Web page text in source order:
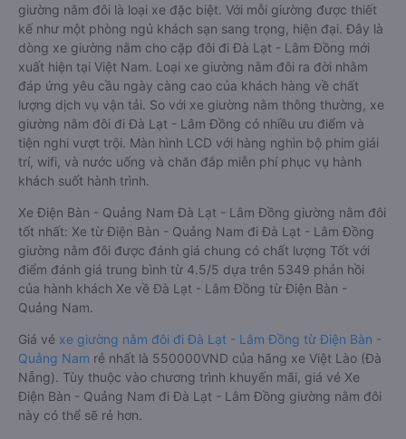
giường nằm đôi là loại xe đặc biệt. Với mỗi giường được thiết
kế như một phòng ngủ khách sạn sang trọng, hiện đại. Đây là
dòng xe giường nằm cho cặp đôi đi Đà Lạt - Lâm Đồng mới
xuất hiện tại Việt Nam. Loại xe giường nằm đôi ra đời nhằm
đáp ứng yêu cầu ngày càng cao của khách hàng về chất
lượng dịch vụ vận tải. So với xe giường nằm thông thường, xe
giường nằm đôi đi Đà Lạt - Lâm Đồng có nhiều ưu điểm và
tiện nghi vượt trội. Màn hình LCD với hàng nghìn bộ phim giải
trí, wifi, và nước uống và chăn đắp miễn phí phục vụ hành
khách suốt hành trình.
Xe Điện Bàn - Quảng Nam Đà Lạt - Lâm Đồng giường nằm đôi
tốt nhất: Xe từ Điện Bàn - Quảng Nam đi Đà Lạt - Lâm Đồng
giường nằm đôi được đánh giá chung có chất lượng Tốt với
điểm đánh giá trung bình từ 4.5/5 dựa trên 5349 phản hồi
của hành khách Xe về Đà Lạt - Lâm Đồng từ Điện Bàn -
Quảng Nam.
Giá vé xe giường nằm đôi đi Đà Lạt - Lâm Đồng từ Điện Bàn -
Quảng Nam rẻ nhất là 550000VND của hãng xe Việt Lào (Đà
Nẵng). Tùy thuộc vào chương trình khuyến mãi, giá vé Xe
Điện Bàn - Quảng Nam đi Đà Lạt - Lâm Đồng giường nằm đôi
này có thể sẽ rẻ hơn.